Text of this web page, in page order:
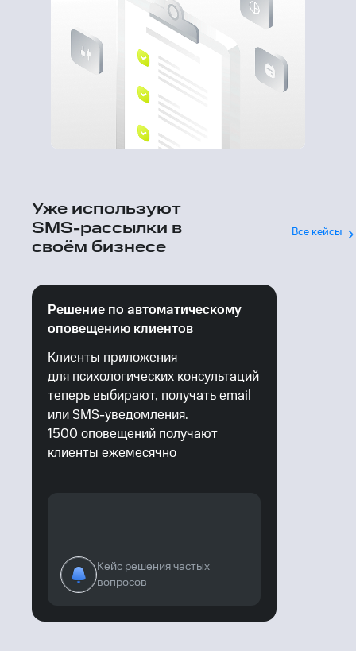
Уже используют
SMS-рассылки в
своём бизнесе
Все кейсы
Решение по автоматическому
оповещению клиентов
Клиенты приложения
для психологических консультаций
теперь выбирают, получать email
или SMS-уведомления.
1500 оповещений получают
клиенты ежемесячно
Кейс решения частых
вопросов